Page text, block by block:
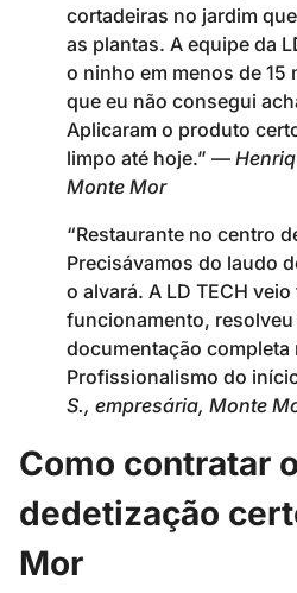
cortadeiras no jardim
as plantas. A equipe da
o ninho em menos de
que eu não consegui
Aplicaram o produto
limpo até hoje.” —
Monte Mor
“Restaurante no centro
Precisávamos do laudo
o alvará. A LD TECH
funcionamento,
documentação completa
Profissionalismo do
S., empresária, Monte
Como contratar
dedetização
Mor